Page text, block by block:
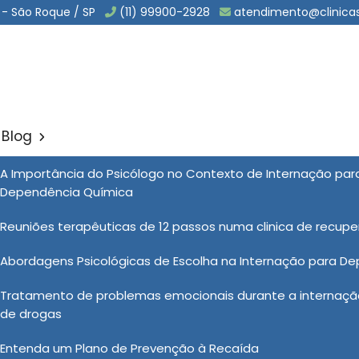
São Roque / SP (11) 99900-2928
Blog
A Importância do Psicólogo no Contexto de Internação
Dependência Química
Reuniões terapêuticas de 12 passos numa clinica de
Abordagens Psicológicas de Escolha na Internação para
Tratamento de problemas emocionais durante a
de drogas
Entenda um Plano de Prevenção à Recaída
e Drogas em Araraquara
de cuidados clínicos, psicológicos e sociais. O primeiro
necessário, a desintoxicação supervisionada. Em
grupo e, em alguns casos, atividades familiares, com o